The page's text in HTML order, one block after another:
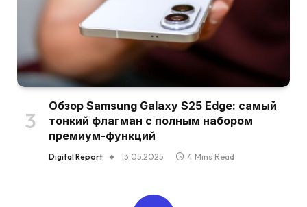
Обзор Samsung Galaxy S25 Edge: самый
тонкий флагман с полным набором
премиум-функций
Digital Report 13.05.2025 4 Mins Read